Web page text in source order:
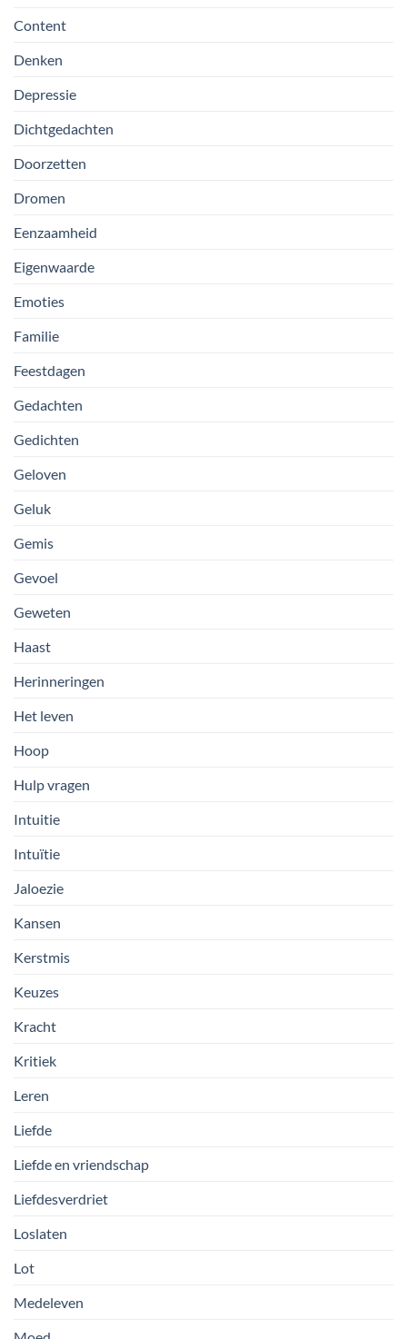
Content
Denken
Depressie
Dichtgedachten
Doorzetten
Dromen
Eenzaamheid
Eigenwaarde
Emoties
Familie
Feestdagen
Gedachten
Gedichten
Geloven
Geluk
Gemis
Gevoel
Geweten
Haast
Herinneringen
Het leven
Hoop
Hulp vragen
Intuitie
Intuïtie
Jaloezie
Kansen
Kerstmis
Keuzes
Kracht
Kritiek
Leren
Liefde
Liefde en vriendschap
Liefdesverdriet
Loslaten
Lot
Medeleven